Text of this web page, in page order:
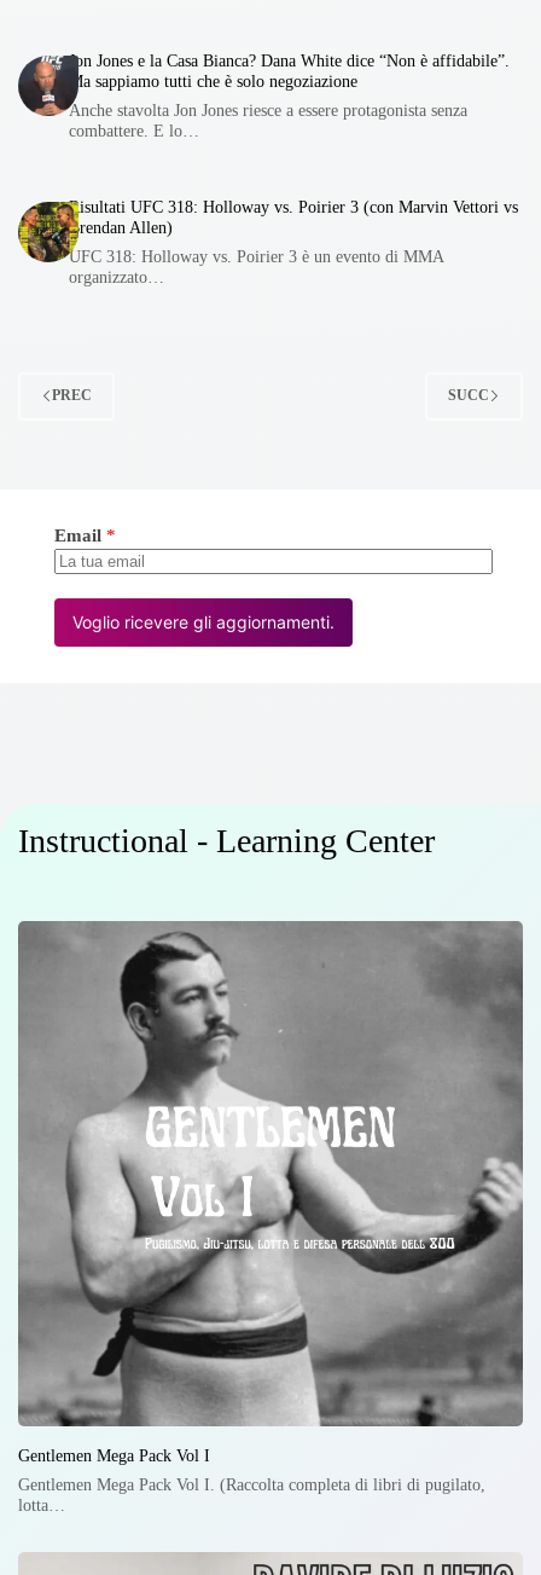
Jon Jones e la Casa Bianca? Dana White dice “Non è affidabile”.
Ma sappiamo tutti che è solo negoziazione
Anche stavolta Jon Jones riesce a essere protagonista senza
combattere. E lo…
Risultati UFC 318: Holloway vs. Poirier 3 (con Marvin Vettori vs
Brendan Allen)
UFC 318: Holloway vs. Poirier 3 è un evento di MMA
organizzato…
PREC SUCC
Email *
Voglio ricevere gli aggiornamenti.
Instructional - Learning Center
Gentlemen Mega Pack Vol I
Gentlemen Mega Pack Vol I. (Raccolta completa di libri di pugilato,
lotta…